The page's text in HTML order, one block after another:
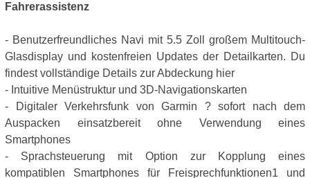
Fahrerassistenz
- Benutzerfreundliches Navi mit 5.5 Zoll großem Multitouch-
Glasdisplay und kostenfreien Updates der Detailkarten. Du
findest vollständige Details zur Abdeckung hier
- Intuitive Menüstruktur und 3D-Navigationskarten
- Digitaler Verkehrsfunk von Garmin ? sofort nach dem
Auspacken einsatzbereit ohne Verwendung eines
Smartphones
- Sprachsteuerung mit Option zur Kopplung eines
kompatiblen Smartphones für Freisprechfunktionen1 und